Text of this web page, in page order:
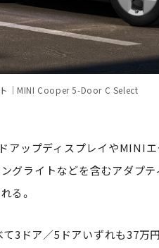
｜MINI Cooper 5-Door C Select
ドアップディスプレイやMINI
グライトなどを含むアダプ
る。
て3ドア／5ドアいずれも37